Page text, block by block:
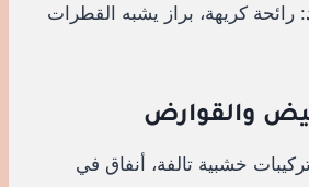
: رائحة كريهة، براز يشبه القطرات
خشبية تالفة، أنفاق في